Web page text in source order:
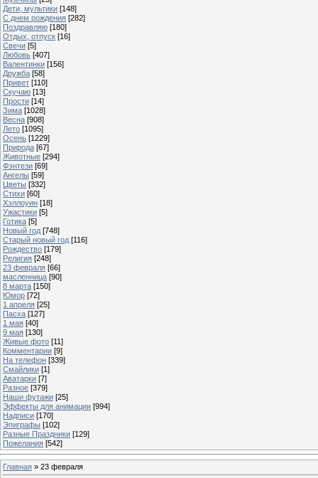
Дети, мультики [148]
С днем рождения [282]
Поздравляю [180]
Отдых, отпуск [16]
Свечи [5]
Любовь [407]
Валентинки [156]
Дружба [58]
Привет [110]
Скучаю [13]
Прости [14]
Зима [1028]
Весна [908]
Лето [1095]
Осень [1229]
Природа [67]
Животные [294]
Фэнтези [69]
Ангелы [59]
Цветы [332]
Стихи [60]
Хэллоуин [18]
Ужастики [5]
Готика [5]
Новый год [748]
Старый новый год [116]
Рождество [179]
Религия [248]
23 февраля [66]
масленница [90]
8 марта [150]
Юмор [72]
1 апреля [25]
Пасха [127]
1 мая [40]
9 мая [130]
Живые фото [11]
Комментарии [9]
На телефон [339]
Смайлики [1]
Аватарки [7]
Разное [379]
Наши футажи [25]
Эффекты для анимации [994]
Надписи [170]
Эпиграфы [102]
Разные Праздники [129]
Пожелания [542]
Главная » 23 февраля